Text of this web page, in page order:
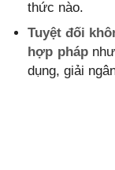
thức nào.
Tuyệt đối
hợp pháp
dụng, giải